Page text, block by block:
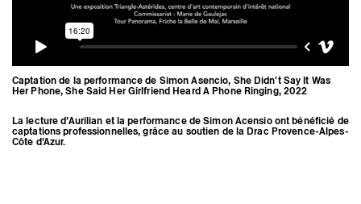
Captation de la performance de Simon Asencio, She Didn't Say It Was
Her Phone, She Said Her Girlfriend Heard A Phone Ringing, 2022
La lecture d’Aurilian et la performance de Simon Acensio ont bénéficié de
captations professionnelles, grâce au soutien de la Drac Provence-Alpes-
Côte d’Azur.
Visite guidée de l’exposition